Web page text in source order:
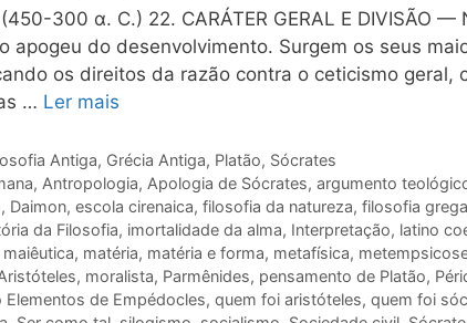
300 α. C.) 22. CARÁTER GERAL Ε DIVISÃO —
apogeu do desenvolvimento. Surgem os seus
os direitos da razão contra o ceticismo geral,
… Ler mais
Antiga, Grécia Antiga, Platão, Sócrates
, Antropologia, Apologia de Sócrates, argumento
, Daimon, escola cirenaica, filosofia da natureza, filosofia grega
da Filosofia, imortalidade da alma, Interpretação, latino
maiêutica, matéria, matéria e forma, metafísica,
, moralista, Parmênides, pensamento de Platão,
Elementos de Empédocles, quem foi aristóteles, quem foi